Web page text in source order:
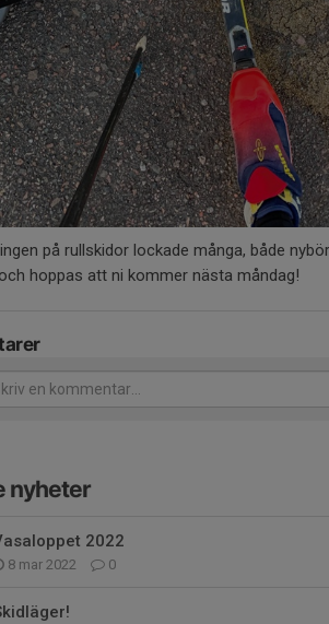
på rullskidor lockade många, både
hoppas att ni kommer nästa måndag!
nyheter
2022
8 mar 2022 0